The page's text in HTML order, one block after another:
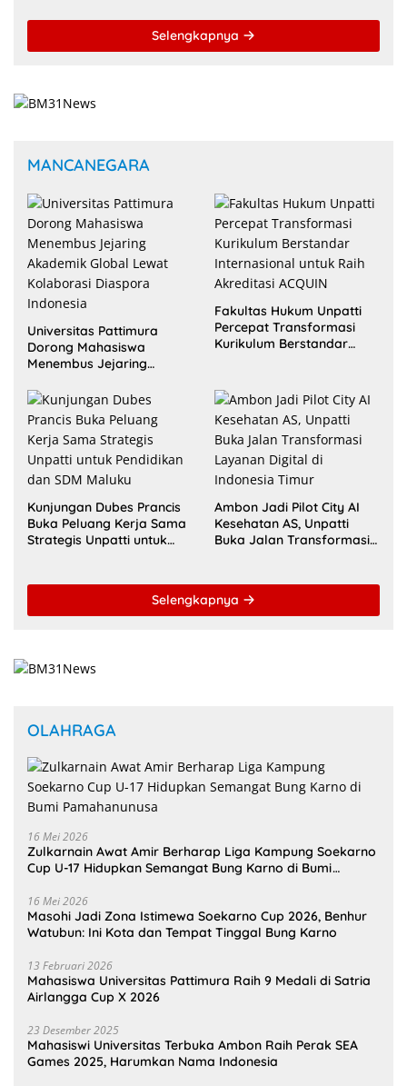
Selengkapnya
MANCANEGARA
Universitas Pattimura
Dorong Mahasiswa
Menembus Jejaring
Kolaborasi Diaspora
Indonesia
Fakultas Hukum Unpatti
Percepat Transformasi
Kurikulum Berstandar
Kunjungan Dubes Prancis
Buka Peluang Kerja Sama
Strategis Unpatti untuk
Ambon Jadi Pilot City AI
Kesehatan AS, Unpatti
Buka Jalan Transformasi
Selengkapnya
OLAHRAGA
16 Mei 2026
Zulkarnain Awat Amir Berharap Liga Kampung Soekarno
Cup U-17 Hidupkan Semangat Bung Karno di Bumi
16 Mei 2026
Masohi Jadi Zona Istimewa Soekarno Cup 2026, Benhur
Watubun: Ini Kota dan Tempat Tinggal Bung Karno
13 Februari 2026
Mahasiswa Universitas Pattimura Raih 9 Medali di Satria
Airlangga Cup X 2026
23 Desember 2025
Mahasiswi Universitas Terbuka Ambon Raih Perak SEA
Games 2025, Harumkan Nama Indonesia